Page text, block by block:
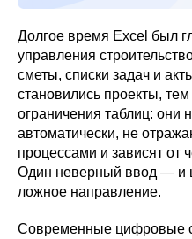
Долгое время Excel был
управления
сметы, списки задач и
становились проекты,
ограничения таблиц: они
автоматически, не
процессами и зависят от
Один неверный ввод — и
ложное направление.
Современные цифровые